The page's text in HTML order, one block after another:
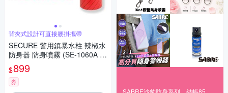
背夾式設計可直接腰掛攜帶
SECURE 警用鎮暴水柱 辣椒水
防身器 防身噴霧 (SE-1060A 背
夾款) 台灣製
$899
券